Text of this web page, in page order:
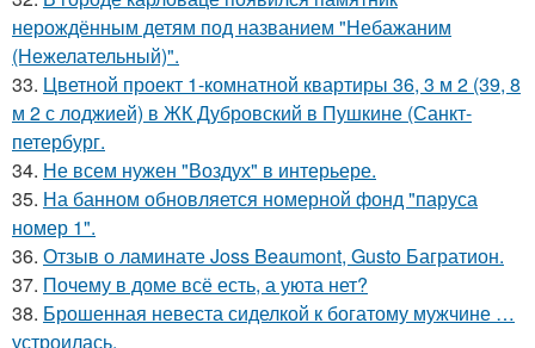
нерождённым детям под названием "Небажаним
(Нежелательный)".
33. Цветной проект 1-комнатной квартиры 36, 3 м 2 (39, 8
м 2 с лоджией) в ЖК Дубровский в Пушкине (Санкт-
петербург.
34. Не всем нужен "Воздух" в интерьере.
35. На банном обновляется номерной фонд "паруса
номер 1".
36. Отзыв о ламинате Joss Beaumont, Gusto Багратион.
37. Почему в доме всё есть, а уюта нет?
38. Брошенная невеста сиделкой к богатому мужчине …
устроилась.